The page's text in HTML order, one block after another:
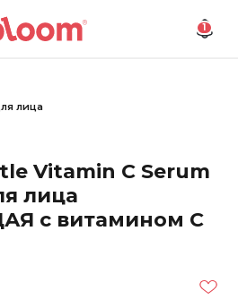
1
лица
Vitamin C Serum
лица
с витамином С